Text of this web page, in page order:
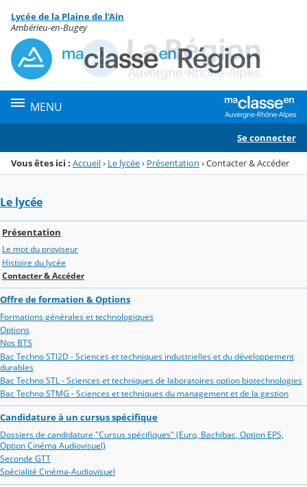
Menu de la rubrique
Contenu
Lycée de la Plaine de l'Ain
Ambérieu-en-Bugey
MENU
Se connecter
Vous êtes ici : Accueil› Le lycée› Présentation ›Contacter & Accéder
Le lycée
Présentation
Le mot du proviseur
Histoire du lycée
Contacter & Accéder
Offre de formation & Options
Formations générales et technologiques
Options
Nos BTS
Bac Techno STI2D - Sciences et techniques industrielles et du développement
durables
Bac Techno STL - Sciences et techniques de laboratoires option biotechnologies
Bac Techno STMG - Sciences et techniques du management et de la gestion
Candidature à un cursus spécifique
Dossiers de candidature "Cursus spécifiques" (Euro, Bachibac, Option EPS,
Option Cinéma Audiovisuel)
Seconde GTT
Spécialité Cinéma-Audiovisuel